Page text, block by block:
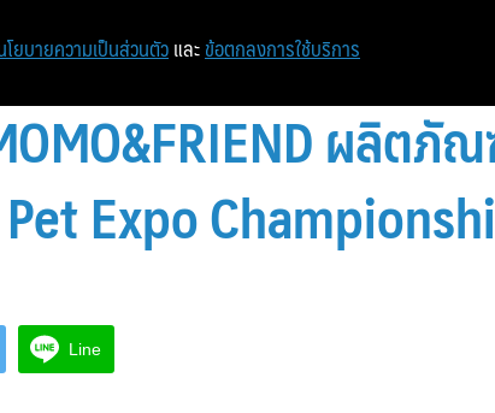
หน้าแรก ท่องเที่ยว
ผลิตภั
Pet Expo
Line
โยบายความเป็นส่วนตัว และ ข้อตกลงการใช้บริการ